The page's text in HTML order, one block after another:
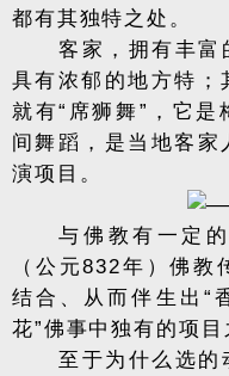
都有其独特之处。
客家，拥有丰富
具有浓郁的地方特；
就有“席狮舞”，它
间舞蹈，是当地客家
演项目。
与佛教有一定
（公元832年）佛
结合、从而伴生出“
花”佛事中独有的项目
至于为什么选的